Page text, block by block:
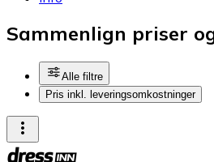
Sammenlign priser
Alle filtre
Pris inkl. leveringsomkostninger